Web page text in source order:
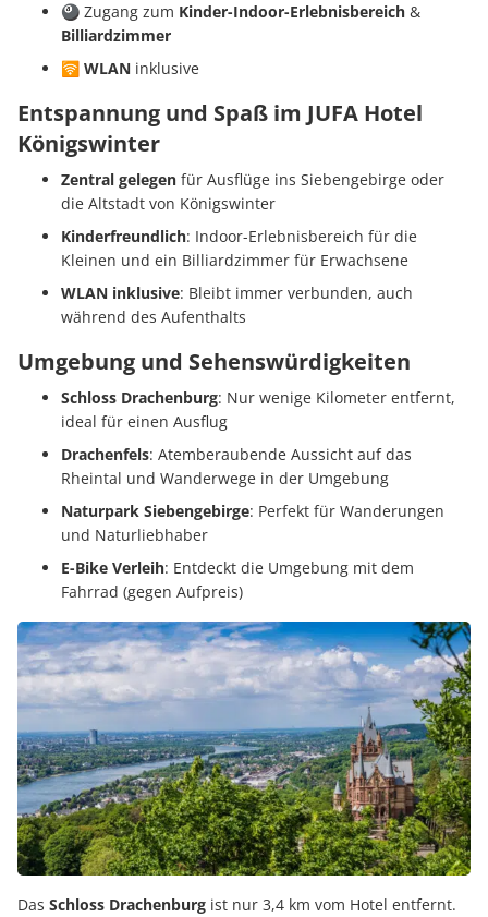
🎱 Zugang zum Kinder-Indoor-Erlebnisbereich &
Billiardzimmer
🛜 WLAN inklusive
Entspannung und Spaß im JUFA Hotel
Königswinter
Zentral gelegen für Ausflüge ins Siebengebirge oder
die Altstadt von Königswinter
Kinderfreundlich: Indoor-Erlebnisbereich für die
Kleinen und ein Billiardzimmer für Erwachsene
WLAN inklusive: Bleibt immer verbunden, auch
während des Aufenthalts
Umgebung und Sehenswürdigkeiten
Schloss Drachenburg: Nur wenige Kilometer entfernt,
ideal für einen Ausflug
Drachenfels: Atemberaubende Aussicht auf das
Rheintal und Wanderwege in der Umgebung
Naturpark Siebengebirge: Perfekt für Wanderungen
und Naturliebhaber
E-Bike Verleih: Entdeckt die Umgebung mit dem
Fahrrad (gegen Aufpreis)
Das Schloss Drachenburg ist nur 3,4 km vom Hotel entfernt.